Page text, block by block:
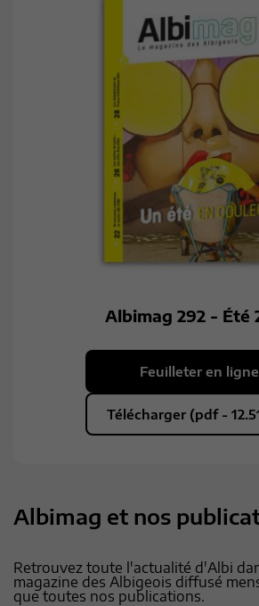
Albimag 292 - Été
Feuilleter en ligne
Télécharger (pdf -
Albimag et nos
Retrouvez toute l'actualité d'Albi
magazine des Albigeois diffusé
que toutes nos publications.